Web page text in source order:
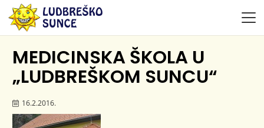
MEDICINSKA ŠKOLA U
„LUDBREŠKOM SUNCU“
16.2.2016.